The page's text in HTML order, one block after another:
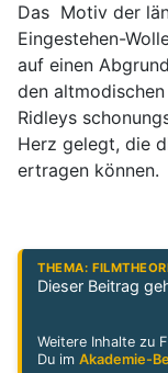
Das Motiv der
Eingestehen-
auf einen
den
Ridleys
Herz gelegt, die
ertragen können.
THEMA:
Dieser Beitrag
Weitere Inhalte zu
Du imAkademie-